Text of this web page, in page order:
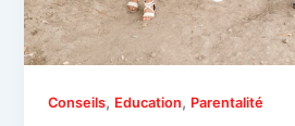
Conseils, Education, Parentalité